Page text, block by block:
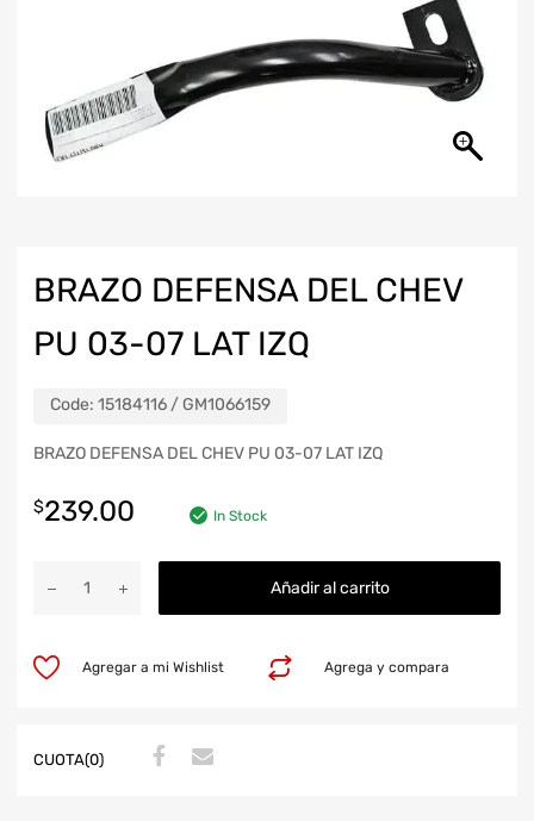
BRAZO DEFENSA DEL CHEV
PU 03-07 LAT IZQ
Code: 15184116 / GM1066159
BRAZO DEFENSA DEL CHEV PU 03-07 LAT IZQ
$239.00 In Stock
Añadir al carrito
Agrega y compara
Agregar a mi Wishlist
CUOTA(0)